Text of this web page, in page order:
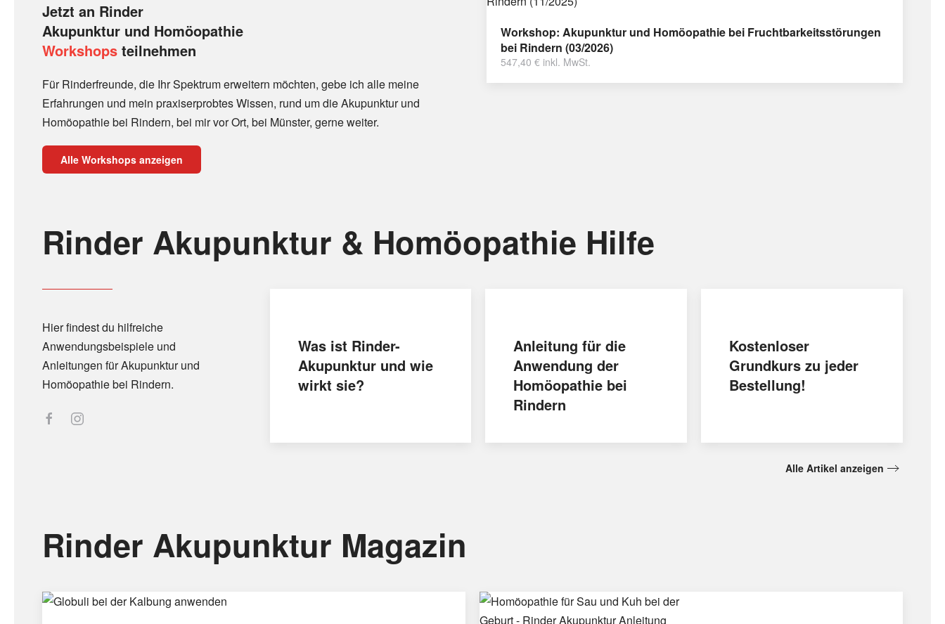
Jetzt an Rinder
Akupunktur und Homöopathie
Workshops teilnehmen
Für Rinderfreunde, die Ihr Spektrum erweitern möchten, gebe ich alle meine
Erfahrungen und mein praxiserprobtes Wissen, rund um die Akupunktur und
Homöopathie bei Rindern, bei mir vor Ort, bei Münster, gerne weiter.
Alle Workshops anzeigen
Workshop: Akupunktur und Homöopathie bei Fruchtbarkeitsstörungen
bei Rindern (03/2026)
547,40 € inkl. MwSt.
Rinder Akupunktur & Homöopathie Hilfe
Hier findest du hilfreiche
Anwendungsbeispiele und
Anleitungen für Akupunktur und
Homöopathie bei Rindern.
Was ist Rinder-
Akupunktur und wie
wirkt sie?
Anleitung für die
Anwendung der
Homöopathie bei
Rindern
Kostenloser
Grundkurs zu jeder
Bestellung!
Alle Artikel anzeigen
Rinder Akupunktur Magazin